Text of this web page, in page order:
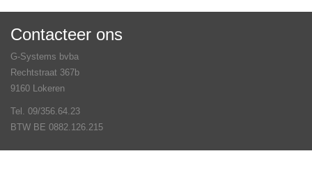
Contacteer ons
G-Systems bvba
Rechtstraat 367b
9160 Lokeren
Tel. 09/356.64.23
BTW BE 0882.126.215